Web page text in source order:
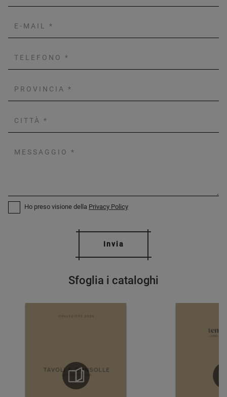
Sfoglia i cataloghi
Ho preso visione della Privacy Policy
Invia